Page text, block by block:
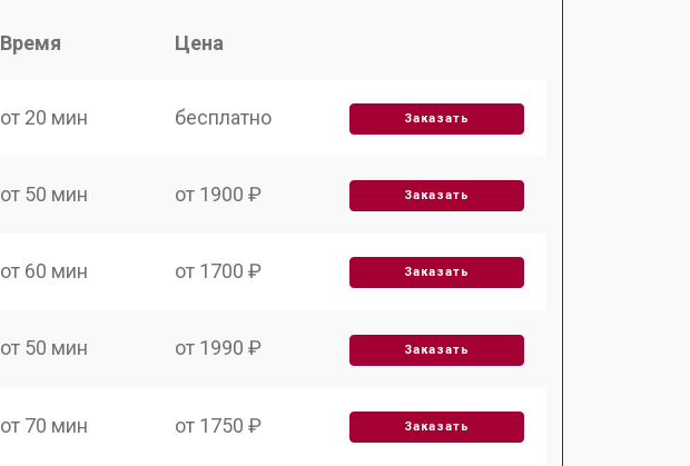
Время Цена
от 20 мин бесплатно Заказать
от 50 мин от 1900 ₽ Заказать
от 60 мин от 1700 ₽ Заказать
от 50 мин от 1990 ₽ Заказать
от 70 мин от 1750 ₽ Заказать